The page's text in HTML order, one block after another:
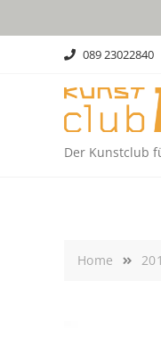
089 23022840
Der Kunstclub
Home